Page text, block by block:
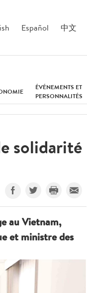
Español 中文
ÉVÉNEMENTS ET
PERSONNALITÉS
solidarité
au Vietnam,
et ministre des